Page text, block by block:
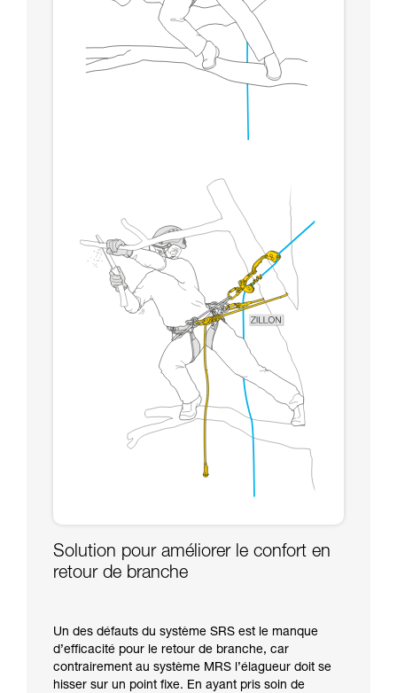
Solution pour améliorer le confort en
retour de branche
Un des défauts du système SRS est le manque
d’efficacité pour le retour de branche, car
contrairement au système MRS l’élagueur doit se
hisser sur un point fixe. En ayant pris soin de